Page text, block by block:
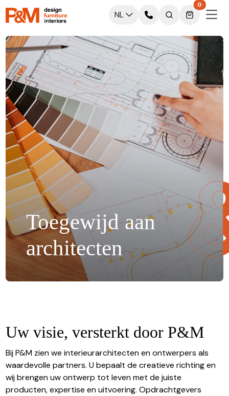
NL
0
Toegewijd aan
architecten
Uw visie, versterkt door P&M
Bij P&M zien we interieurarchitecten en ontwerpers als
waardevolle partners. U bepaalt de creatieve richting en
wij brengen uw ontwerp tot leven met de juiste
producten, expertise en uitvoering. Opdrachtgevers